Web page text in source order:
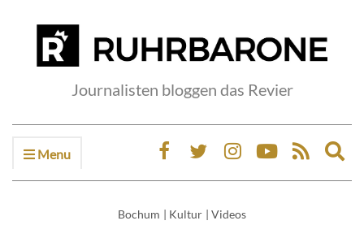
Journalisten bloggen das Revier
Menu
Bochum | Kultur | Videos